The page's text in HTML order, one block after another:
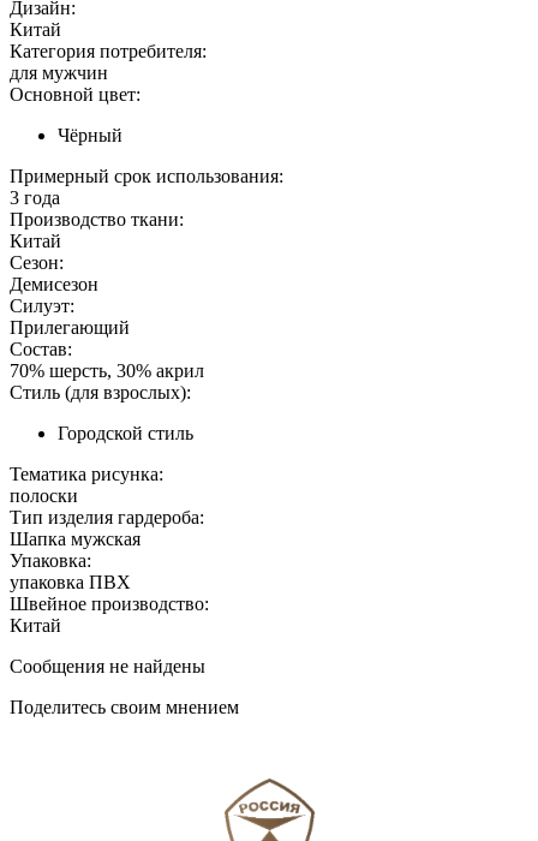
Дизайн:
Китай
Категория потребителя:
для мужчин
Основной цвет:
Чёрный
Примерный срок использования:
3 года
Производство ткани:
Китай
Сезон:
Демисезон
Силуэт:
Прилегающий
Состав:
70% шерсть, 30% акрил
Стиль (для взрослых):
Городской стиль
Тематика рисунка:
полоски
Тип изделия гардероба:
Шапка мужская
Упаковка:
упаковка ПВХ
Швейное производство:
Китай
Сообщения не найдены
Поделитесь своим мнением